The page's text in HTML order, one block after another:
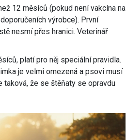
12 měsíců (pokud není vakcína na
výrobce). První
nesmí přes hranici. Veterinář
platí pro něj speciální pravidla.
je velmi omezená a psovi musí
taková, že se štěňaty se opravdu